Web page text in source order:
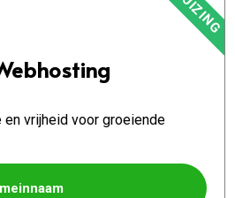
en vrijheid voor groeiende